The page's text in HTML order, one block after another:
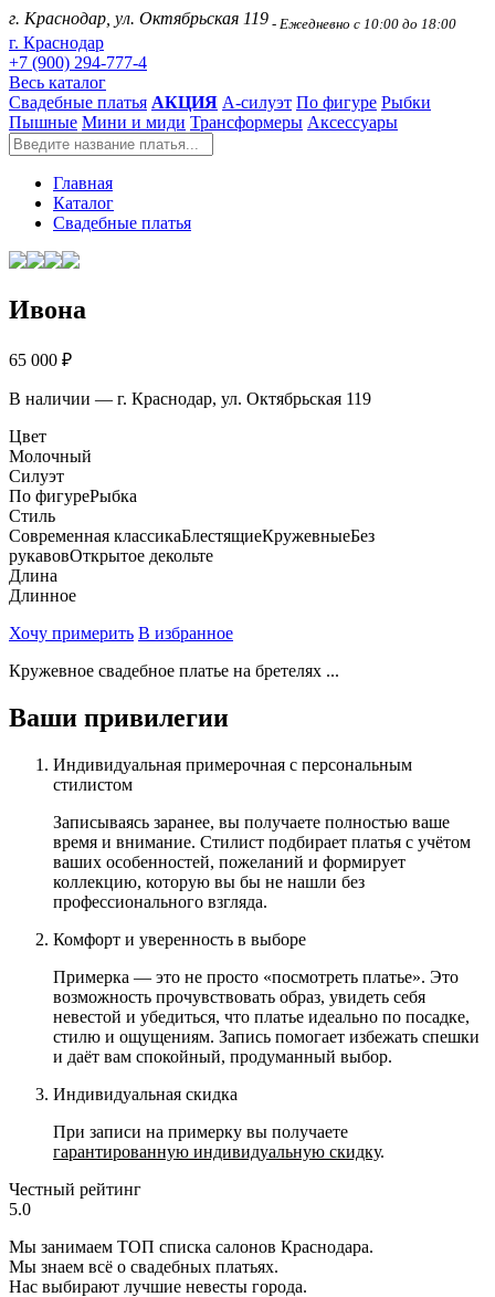
г. Краснодар, ул. Октябрьская 119 - Ежедневно с 10:00 до 18:00
г. Краснодар
+7 (900) 294-777-4
Весь каталог
Свадебные платья АКЦИЯ А-силуэт По фигуре Рыбки
Пышные Мини и миди Трансформеры Аксессуары
Главная
Каталог
Свадебные платья
Ивона
65 000 ₽
В наличии — г. Краснодар, ул. Октябрьская 119
Цвет
Молочный
Силуэт
По фигуреРыбка
Стиль
Современная классикаБлестящиеКружевныеБез
рукавовОткрытое декольте
Длина
Длинное
Хочу примерить В избранное
Кружевное свадебное платье на бретелях ...
Ваши привилегии
Индивидуальная примерочная с персональным
стилистом
Записываясь заранее, вы получаете полностью ваше
время и внимание. Стилист подбирает платья с учётом
ваших особенностей, пожеланий и формирует
коллекцию, которую вы бы не нашли без
профессионального взгляда.
Комфорт и уверенность в выборе
Примерка — это не просто «посмотреть платье». Это
возможность прочувствовать образ, увидеть себя
невестой и убедиться, что платье идеально по посадке,
стилю и ощущениям. Запись помогает избежать спешки
и даёт вам спокойный, продуманный выбор.
Индивидуальная скидка
При записи на примерку вы получаете
гарантированную индивидуальную скидку.
Честный рейтинг
5.0
Мы занимаем ТОП списка салонов Краснодара.
Мы знаем всё о свадебных платьях.
Нас выбирают лучшие невесты города.